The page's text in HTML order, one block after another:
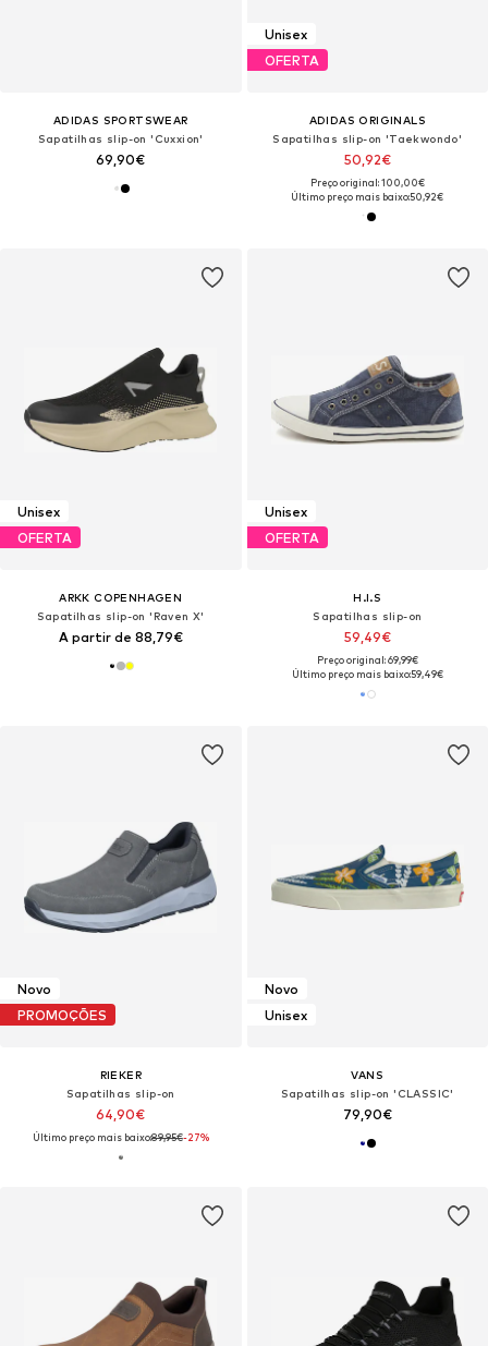
ADIDAS SPORTSWEAR
Sapatilhas slip-on 'Cuxxion'
69,90€
Unisex
OFERTA
ADIDAS ORIGINALS
Sapatilhas slip-on 'Taekwondo'
50,92€
Preço original: 100,00€
Último preço mais baixo:50,92€
Unisex
OFERTA
ARKK COPENHAGEN
Sapatilhas slip-on 'Raven X'
A partir de 88,79€
Unisex
OFERTA
H.I.S
Sapatilhas slip-on
59,49€
Preço original: 69,99€
Último preço mais baixo:59,49€
Novo
PROMOÇÕES
RIEKER
Sapatilhas slip-on
64,90€
Último preço mais baixo:89,95€-27%
Novo
Unisex
VANS
Sapatilhas slip-on 'CLASSIC'
79,90€